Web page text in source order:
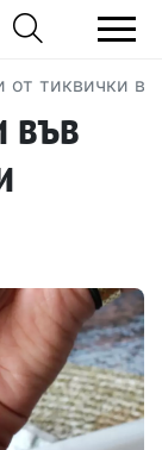
тиквички
във